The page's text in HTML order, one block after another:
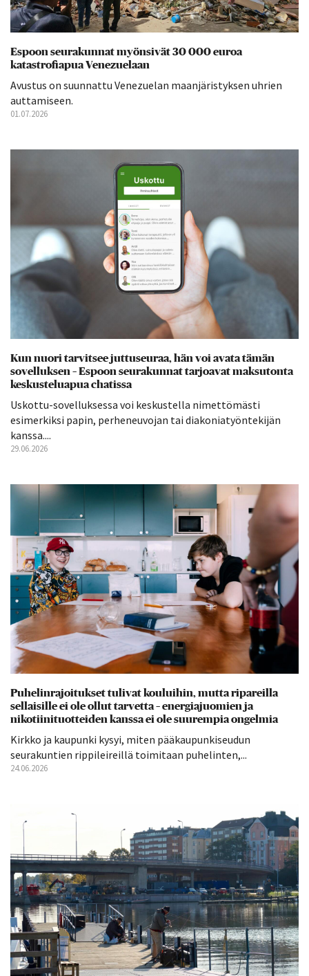
Espoon seurakunnat myönsivät 30 000 euroa
katastrofiapua Venezuelaan
Avustus on suunnattu Venezuelan maanjäristyksen uhrien
auttamiseen.
01.07.2026
Kun nuori tarvitsee juttuseuraa, hän voi avata tämän
sovelluksen – Espoon seurakunnat tarjoavat maksutonta
keskusteluapua chatissa
Uskottu-sovelluksessa voi keskustella nimettömästi
esimerkiksi papin, perheneuvojan tai diakoniatyöntekijän
kanssa....
29.06.2026
Puhelinrajoitukset tulivat kouluihin, mutta ripareilla
sellaisille ei ole ollut tarvetta – energiajuomien ja
nikotiinituotteiden kanssa ei ole suurempia ongelmia
Kirkko ja kaupunki kysyi, miten pääkaupunkiseudun
seurakuntien rippileireillä toimitaan puhelinten,...
24.06.2026